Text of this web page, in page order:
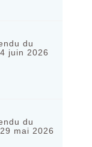
du
juin 2026
du
mai 2026